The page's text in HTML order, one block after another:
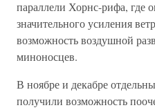
параллели Хорнс-рифа, где
значительного усиления
возможность воздушной
миноносцев.
В ноябре и декабре
получили возможность